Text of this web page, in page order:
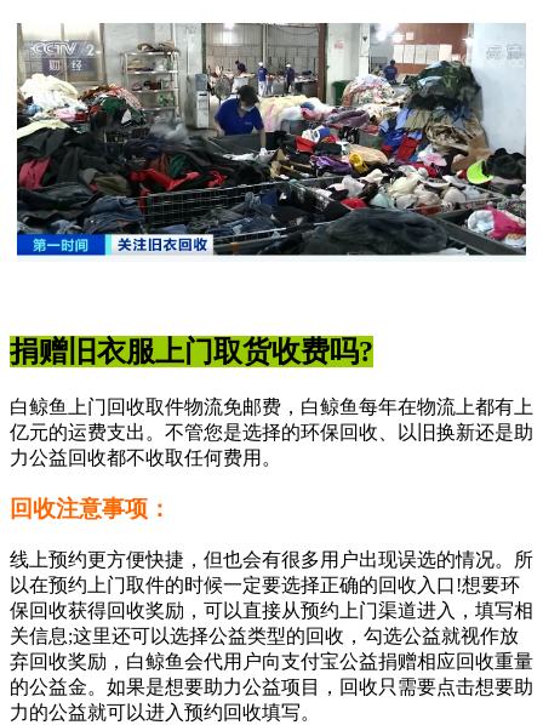
捐赠旧衣服上门取货收费吗?
白鲸鱼上门回收取件物流免邮费，白鲸鱼每年在物流上都有上
亿元的运费支出。不管您是选择的环保回收、以旧换新还是助
力公益回收都不收取任何费用。
回收注意事项：
线上预约更方便快捷，但也会有很多用户出现误选的情况。所
以在预约上门取件的时候一定要选择正确的回收入口!想要环
保回收获得回收奖励，可以直接从预约上门渠道进入，填写相
关信息;这里还可以选择公益类型的回收，勾选公益就视作放
弃回收奖励，白鲸鱼会代用户向支付宝公益捐赠相应回收重量
的公益金。如果是想要助力公益项目，回收只需要点击想要助
力的公益就可以进入预约回收填写。